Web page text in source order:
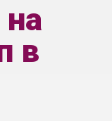
в